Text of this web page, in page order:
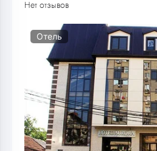
Нет отзывов
Отель